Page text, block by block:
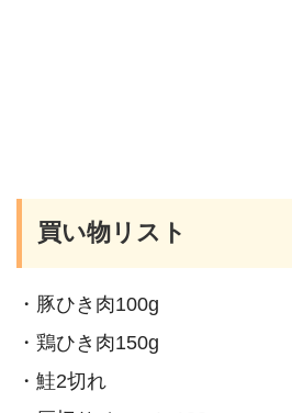
買い物リスト
・豚ひき肉100g
・鶏ひき肉150g
・鮭2切れ